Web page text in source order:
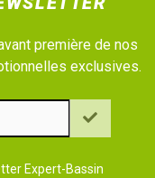
première de nos
exclusives.
Expert-Bassin